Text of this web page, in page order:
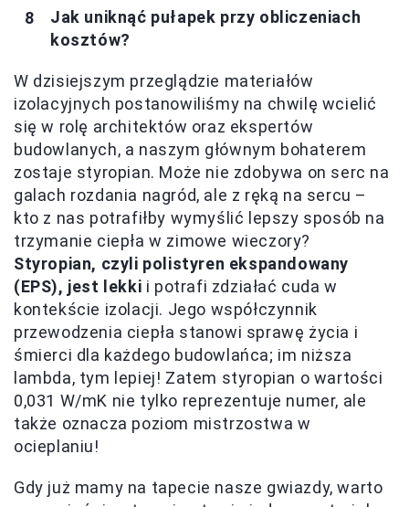
Jak uniknąć pułapek przy obliczeniach
kosztów?
W dzisiejszym przeglądzie materiałów
izolacyjnych postanowiliśmy na chwilę wcielić
się w rolę architektów oraz ekspertów
budowlanych, a naszym głównym bohaterem
zostaje styropian. Może nie zdobywa on serc na
galach rozdania nagród, ale z ręką na sercu –
kto z nas potrafiłby wymyślić lepszy sposób na
trzymanie ciepła w zimowe wieczory?
Styropian, czyli polistyren ekspandowany
(EPS), jest lekki i potrafi zdziałać cuda w
kontekście izolacji. Jego współczynnik
przewodzenia ciepła stanowi sprawę życia i
śmierci dla każdego budowlańca; im niższa
lambda, tym lepiej! Zatem styropian o wartości
0,031 W/mK nie tylko reprezentuje numer, ale
także oznacza poziom mistrzostwa w
ocieplaniu!
Gdy już mamy na tapecie nasze gwiazdy, warto